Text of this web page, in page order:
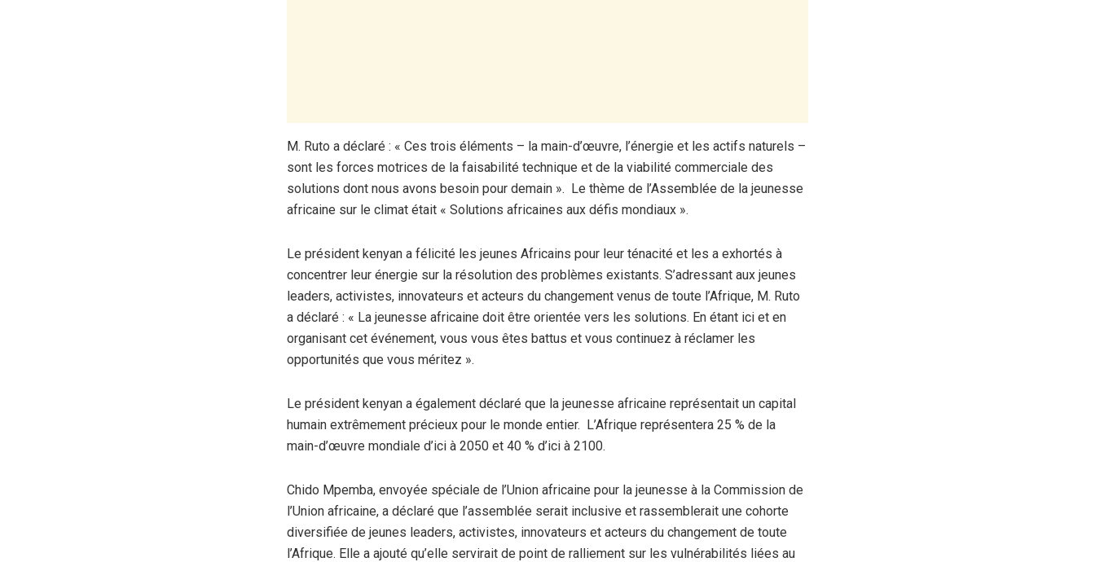
M. Ruto a déclaré : « Ces trois éléments – la main-d’œuvre, l’énergie et les actifs naturels –
sont les forces motrices de la faisabilité technique et de la viabilité commerciale des
solutions dont nous avons besoin pour demain ». Le thème de l’Assemblée de la jeunesse
africaine sur le climat était « Solutions africaines aux défis mondiaux ».
Le président kenyan a félicité les jeunes Africains pour leur ténacité et les a exhortés à
concentrer leur énergie sur la résolution des problèmes existants. S’adressant aux jeunes
leaders, activistes, innovateurs et acteurs du changement venus de toute l’Afrique, M. Ruto
a déclaré : « La jeunesse africaine doit être orientée vers les solutions. En étant ici et en
organisant cet événement, vous vous êtes battus et vous continuez à réclamer les
opportunités que vous méritez ».
Le président kenyan a également déclaré que la jeunesse africaine représentait un capital
humain extrêmement précieux pour le monde entier. L’Afrique représentera 25 % de la
main-d’œuvre mondiale d’ici à 2050 et 40 % d’ici à 2100.
Chido Mpemba, envoyée spéciale de l’Union africaine pour la jeunesse à la Commission de
l’Union africaine, a déclaré que l’assemblée serait inclusive et rassemblerait une cohorte
diversifiée de jeunes leaders, activistes, innovateurs et acteurs du changement de toute
l’Afrique. Elle a ajouté qu’elle servirait de point de ralliement sur les vulnérabilités liées au